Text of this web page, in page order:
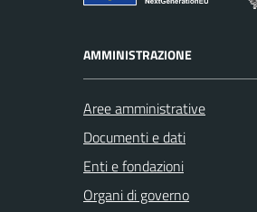
AMMINISTRAZIONE
Aree amministrative
Documenti e dati
Enti e fondazioni
Organi di governo